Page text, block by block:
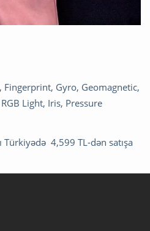
Gyro, Geomagnetic,
Light, Iris, Pressure
4,599 TL-dən satışa